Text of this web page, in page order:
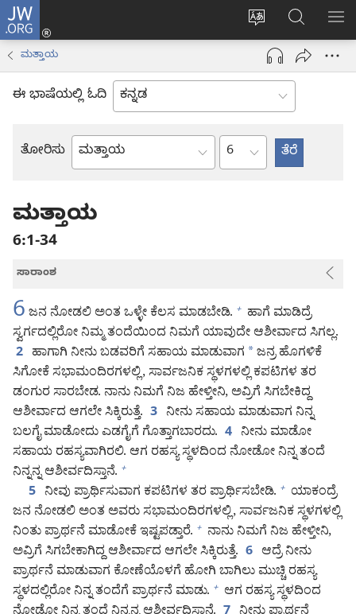
JW.ORG
ವೆಬ್‌ಸೈಟ್‌ನ
ಭಾಷೆಯನ್ನು
ಬದಲಿಸು
ಲಾಗ್
ಇನ್
(opens
new
ಹುಡುಕಿ
ಮತ್ತಾಯ
ಈ ಭಾಷೆಯಲ್ಲಿ ಓದಿ
ತೋರಿಸು
ಬೈಬಲ್
ಅಧ್ಯಾಯ
ಮತ್ತಾಯ
6:1-34
ಸಾರಾಂಶ
6ಜನ ನೋಡಲಿ ಅಂತ ಒಳ್ಳೇ ಕೆಲಸ ಮಾಡಬೇಡಿ. + ಹಾಗೆ ಮಾಡಿದ್ರೆ
ಸ್ವರ್ಗದಲ್ಲಿರೋ ನಿಮ್ಮ ತಂದೆಯಿಂದ ನಿಮಗೆ ಯಾವುದೇ ಆಶೀರ್ವಾದ ಸಿಗಲ್ಲ.
2 ಹಾಗಾಗಿ ನೀನು ಬಡವರಿಗೆ ಸಹಾಯ ಮಾಡುವಾಗ *ಜನ್ರ ಹೊಗಳಿಕೆ
ಸಿಗೋಕೆ ಸಭಾಮಂದಿರಗಳಲ್ಲಿ, ಸಾರ್ವಜನಿಕ ಸ್ಥಳಗಳಲ್ಲಿ ಕಪಟಿಗಳ ತರ
ಡಂಗುರ ಸಾರಬೇಡ. ನಾನು ನಿಮಗೆ ನಿಜ ಹೇಳ್ತೀನಿ, ಅವ್ರಿಗೆ ಸಿಗಬೇಕಿದ್ದ
ಆಶೀರ್ವಾದ ಆಗಲೇ ಸಿಕ್ಕಿರುತ್ತೆ. 3 ನೀನು ಸಹಾಯ ಮಾಡುವಾಗ ನಿನ್ನ
ಬಲಗೈ ಮಾಡೋದು ಎಡಗೈಗೆ ಗೊತ್ತಾಗಬಾರದು. 4 ನೀನು ಮಾಡೋ
ಸಹಾಯ ರಹಸ್ಯವಾಗಿರಲಿ. ಆಗ ರಹಸ್ಯ ಸ್ಥಳದಿಂದ ನೋಡೋ ನಿನ್ನ ತಂದೆ
ನಿನ್ನನ್ನ ಆಶೀರ್ವದಿಸ್ತಾನೆ. +
5 ನೀವು ಪ್ರಾರ್ಥಿಸುವಾಗ ಕಪಟಿಗಳ ತರ ಪ್ರಾರ್ಥಿಸಬೇಡಿ. + ಯಾಕಂದ್ರೆ
ಜನ ನೋಡಲಿ ಅಂತ ಅವರು ಸಭಾಮಂದಿರಗಳಲ್ಲಿ, ಸಾರ್ವಜನಿಕ ಸ್ಥಳಗಳಲ್ಲಿ
ನಿಂತು ಪ್ರಾರ್ಥನೆ ಮಾಡೋಕೆ ಇಷ್ಟಪಡ್ತಾರೆ. + ನಾನು ನಿಮಗೆ ನಿಜ ಹೇಳ್ತೀನಿ,
ಅವ್ರಿಗೆ ಸಿಗಬೇಕಾಗಿದ್ದ ಆಶೀರ್ವಾದ ಆಗಲೇ ಸಿಕ್ಕಿರುತ್ತೆ. 6 ಆದ್ರೆ ನೀನು
ಪ್ರಾರ್ಥನೆ ಮಾಡುವಾಗ ಕೋಣೆಯೊಳಗೆ ಹೋಗಿ ಬಾಗಿಲು ಮುಚ್ಚಿ ರಹಸ್ಯ
ಸ್ಥಳದಲ್ಲಿರೋ ನಿನ್ನ ತಂದೆಗೆ ಪ್ರಾರ್ಥನೆ ಮಾಡು. + ಆಗ ರಹಸ್ಯ ಸ್ಥಳದಿಂದ